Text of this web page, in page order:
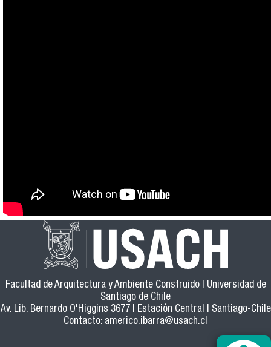
Facultad de Arquitectura y Ambiente Construido | Universidad de
Santiago de Chile
Av. Lib. Bernardo O'Higgins 3677 | Estación Central | Santiago-Chile
Contacto: americo.ibarra@usach.cl